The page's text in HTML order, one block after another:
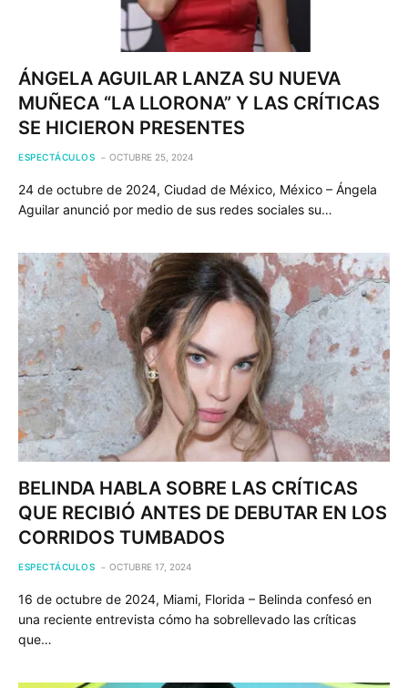
ÁNGELA AGUILAR LANZA SU NUEVA
MUÑECA “LA LLORONA” Y LAS CRÍTICAS
SE HICIERON PRESENTES
ESPECTÁCULOS OCTUBRE 25, 2024
24 de octubre de 2024, Ciudad de México, México – Ángela
Aguilar anunció por medio de sus redes sociales su…
BELINDA HABLA SOBRE LAS CRÍTICAS
QUE RECIBIÓ ANTES DE DEBUTAR EN LOS
CORRIDOS TUMBADOS
ESPECTÁCULOS OCTUBRE 17, 2024
16 de octubre de 2024, Miami, Florida – Belinda confesó en
una reciente entrevista cómo ha sobrellevado las críticas
que…